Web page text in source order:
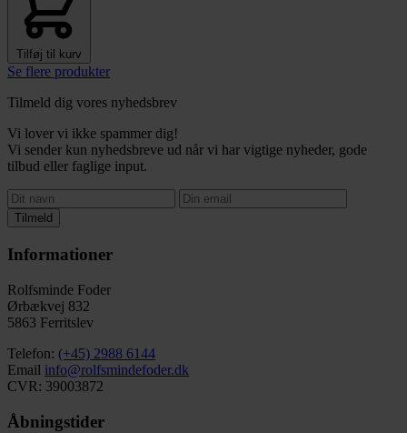
Tilføj til kurv
Se flere produkter
Tilmeld dig vores nyhedsbrev
Vi lover vi ikke spammer dig!
Vi sender kun nyhedsbreve ud når vi har vigtige nyheder, gode
tilbud eller faglige input.
Tilmeld
Informationer
Rolfsminde Foder
Ørbækvej 832
5863 Ferritslev
Telefon: (+45) 2988 6144
Email info@rolfsmindefoder.dk
CVR: 39003872
Åbningstider